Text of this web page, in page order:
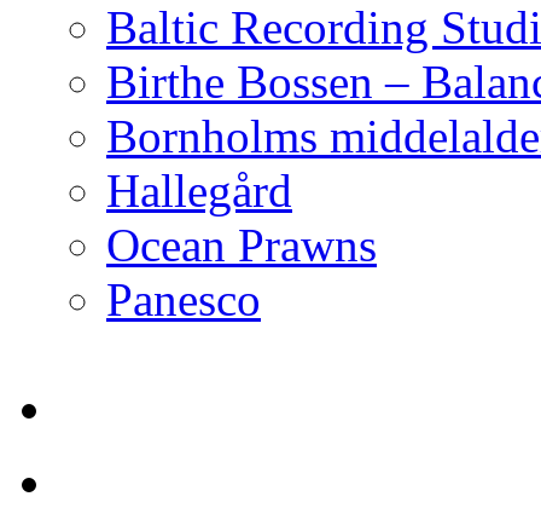
Baltic Recording
Birthe Bossen –
Bornholms
Hallegård
Ocean Prawns
Panesco